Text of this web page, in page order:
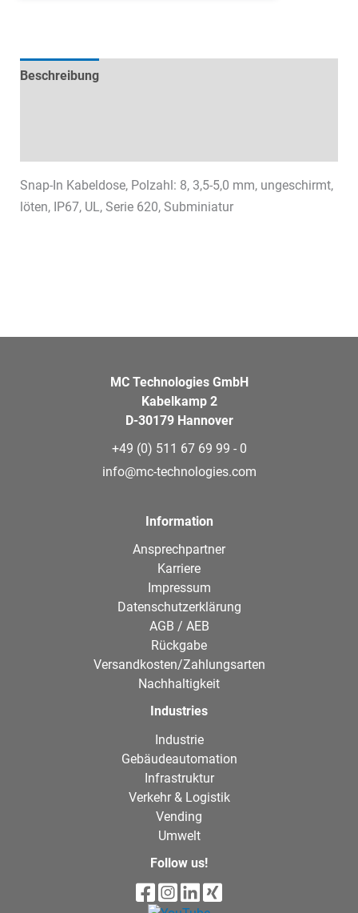
Beschreibung
Snap-In Kabeldose, Polzahl: 8, 3,5-5,0 mm, ungeschirmt,
löten, IP67, UL, Serie 620, Subminiatur
MC Technologies GmbH
Kabelkamp 2
D-30179 Hannover
+49 (0) 511 67 69 99 - 0
info@mc-technologies.com
Information
Ansprechpartner
Karriere
Impressum
Datenschutzerklärung
AGB / AEB
Rückgabe
Versandkosten/Zahlungsarten
Nachhaltigkeit
Industries
Industrie
Gebäudeautomation
Infrastruktur
Verkehr & Logistik
Vending
Umwelt
Follow us!